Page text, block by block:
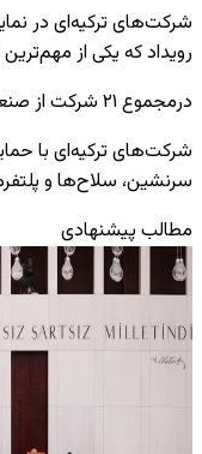
رویداد که یکی از
درمجموع ۲۱ شرکت از صنعت دفاعی ترکیه در این نمایشگاه که از ۱۹ نوامبر در کراچی پاکستان آغاز شده و تا ۲۲ نوامبر ادامه خواهد داشت، شرکت کرده و محصولات خود را به نمایش گذاشته‌اند.
سرنشین، سلاح‌ها و پلتفرم‌های زرهی رونمایی می‌کنند. نمایشگاه
مطالب پیشنهادی